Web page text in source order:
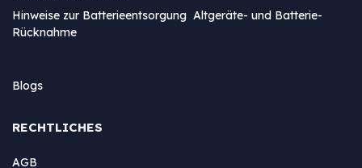
Hinweise zur Batterieentsorgung Altgeräte- und Batterie-
Rücknahme
Blogs
RECHTLICHES
AGB